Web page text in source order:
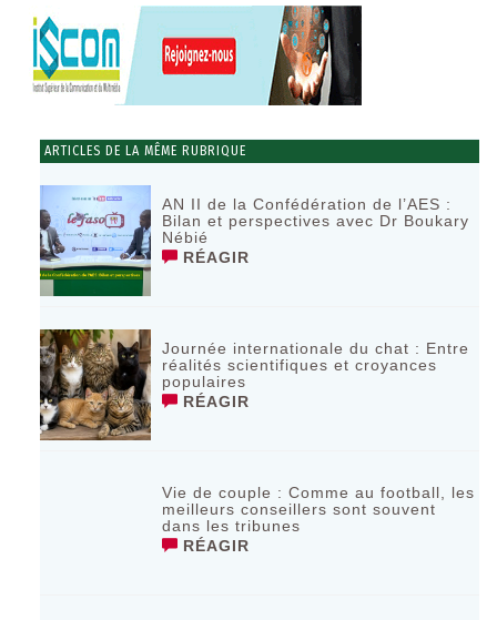
ARTICLES DE LA MÊME RUBRIQUE
AN II de la Confédération de l’AES :
Bilan et perspectives avec Dr Boukary
Nébié
RÉAGIR
Journée internationale du chat : Entre
réalités scientifiques et croyances
populaires
RÉAGIR
Vie de couple : Comme au football, les
meilleurs conseillers sont souvent
dans les tribunes
RÉAGIR